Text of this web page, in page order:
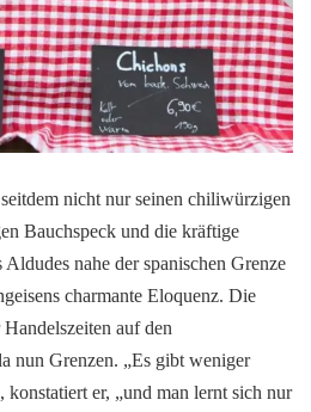
nicht nur seinen chiliwürzigen
Bauchspeck und die kräftige
nahe der spanischen Grenze
charmante Eloquenz. Die
auf den
nun Grenzen. „Es gibt weniger
er, „und man lernt sich nur